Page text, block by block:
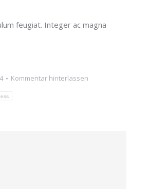
feugiat. Integer ac magna
Kommentar hinterlassen